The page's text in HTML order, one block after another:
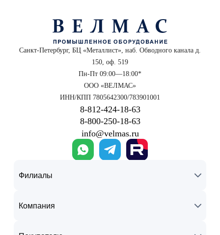
Санкт-Петербург, БЦ «Металлист», наб. Обводного канала д.
150, оф. 519
Пн-Пт 09:00—18:00*
ООО «ВЕЛМАС»
ИНН/КПП 7805642300/783901001
8‑812‑424‑18‑63
8‑800‑250‑18‑63
info@velmas.ru
Филиалы
Компания